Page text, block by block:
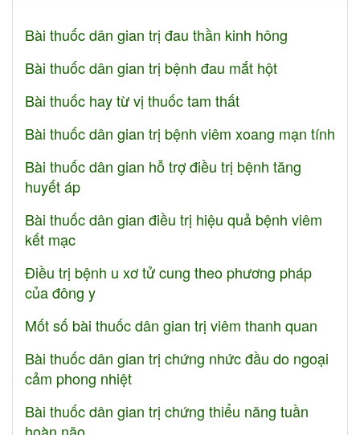
Bài thuốc dân gian trị đau thần kinh hông
Bài thuốc dân gian trị bệnh đau mắt hột
Bài thuốc hay từ vị thuốc tam thất
Bài thuốc dân gian trị bệnh viêm xoang mạn tính
Bài thuốc dân gian hỗ trợ điều trị bệnh tăng
huyết áp
Bài thuốc dân gian điều trị hiệu quả bệnh viêm
kết mạc
Điều trị bệnh u xơ tử cung theo phương pháp
của đông y
Mốt số bài thuốc dân gian trị viêm thanh quan
Bài thuốc dân gian trị chứng nhức đầu do ngoại
cảm phong nhiệt
Bài thuốc dân gian trị chứng thiểu năng tuần